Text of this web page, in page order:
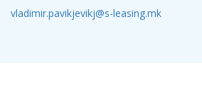
vladimir.pavikjevikj@s-leasing.mk